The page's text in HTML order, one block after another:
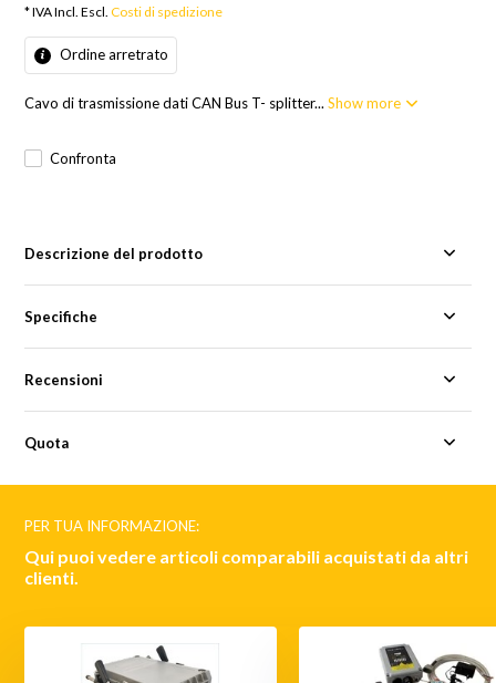
* IVA Incl. Escl.Costi di spedizione
Ordine arretrato
Cavo di trasmissione dati CAN Bus T- splitter...Show more
Confronta
Descrizione del prodotto
Specifiche
Recensioni
Quota
PER TUA INFORMAZIONE:
Qui puoi vedere articoli comparabili acquistati da altri
clienti.